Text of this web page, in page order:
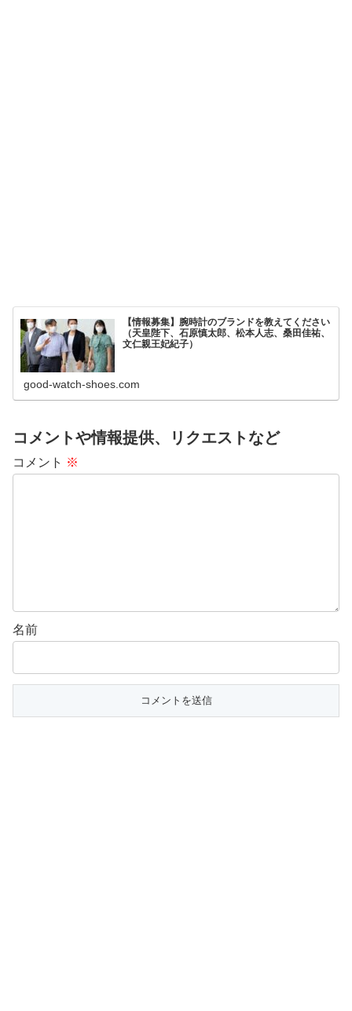
【情報募集】腕時計のブランドを教えてください
（天皇陛下、石原慎太郎、松本人志、桑田佳祐、
文仁親王妃紀子）
good-watch-shoes.com
コメントや情報提供、リクエストなど
コメント ※
名前